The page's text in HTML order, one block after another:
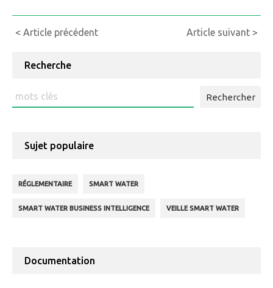
Continue
< Article précédent Article suivant >
Recherche
Rechercher
:
Sujet populaire
RÉGLEMENTAIRE SMART WATER
SMART WATER BUSINESS INTELLIGENCE VEILLE SMART WATER
Documentation